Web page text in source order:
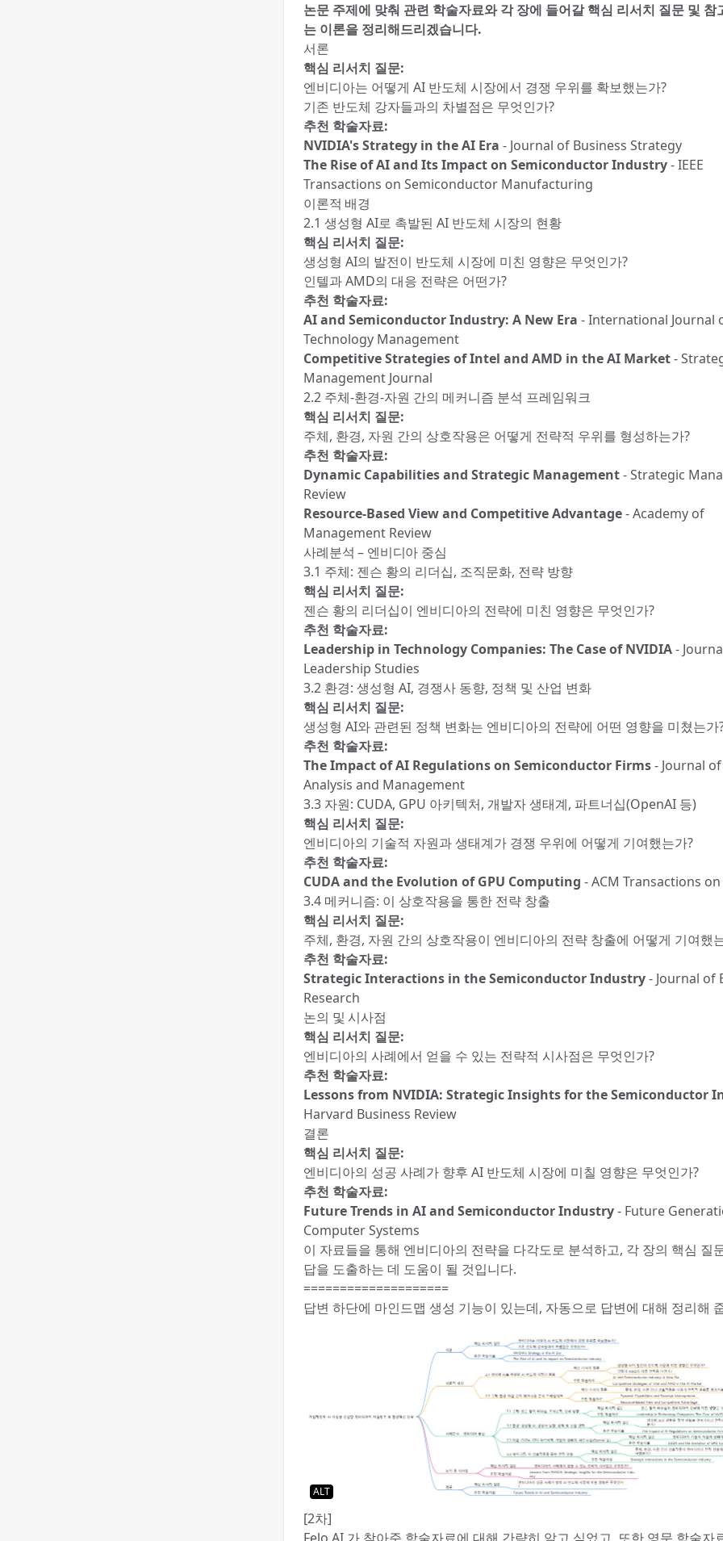
논문 주제에 맞춰 관련 학술자료와 각 장에 들어갈 핵심 리서치 질문 및 참
는 이론을 정리해드리겠습니다.
서론
핵심 리서치 질문:
엔비디아는 어떻게 AI 반도체 시장에서 경쟁 우위를 확보했는가?
기존 반도체 강자들과의 차별점은 무엇인가?
추천 학술자료:
NVIDIA's Strategy in the AI Era - Journal of Business Strategy
The Rise of AI and Its Impact on Semiconductor Industry- IEEE
Transactions on Semiconductor Manufacturing
이론적 배경
2.1 생성형 AI로 촉발된 AI 반도체 시장의 현황
핵심 리서치 질문:
생성형 AI의 발전이 반도체 시장에 미친 영향은 무엇인가?
인텔과 AMD의 대응 전략은 어떤가?
추천 학술자료:
AI and Semiconductor Industry: A New Era - International Journal
Technology Management
Competitive Strategies of Intel and AMD in the AI Market-
Management Journal
2.2 주체-환경-자원 간의 메커니즘 분석 프레임워크
핵심 리서치 질문:
주체, 환경, 자원 간의 상호작용은 어떻게 전략적 우위를 형성하는가?
추천 학술자료:
Dynamic Capabilities and Strategic Management- Strategic
Review
Resource-Based View and Competitive Advantage- Academy of
Management Review
사례분석 – 엔비디아 중심
3.1 주체: 젠슨 황의 리더십, 조직문화, 전략 방향
핵심 리서치 질문:
젠슨 황의 리더십이 엔비디아의 전략에 미친 영향은 무엇인가?
추천 학술자료:
Leadership in Technology Companies: The Case of NVIDIA-
Leadership Studies
3.2 환경: 생성형 AI, 경쟁사 동향, 정책 및 산업 변화
핵심 리서치 질문:
생성형 AI와 관련된 정책 변화는 엔비디아의 전략에 어떤 영향을 미쳤는가
추천 학술자료:
The Impact of AI Regulations on Semiconductor Firms- Journal
Analysis and Management
3.3 자원: CUDA, GPU 아키텍처, 개발자 생태계, 파트너십(OpenAI 등)
핵심 리서치 질문:
엔비디아의 기술적 자원과 생태계가 경쟁 우위에 어떻게 기여했는가?
추천 학술자료:
CUDA and the Evolution of GPU Computing - ACM Transactions
3.4 메커니즘: 이 상호작용을 통한 전략 창출
핵심 리서치 질문:
주체, 환경, 자원 간의 상호작용이 엔비디아의 전략 창출에 어떻게 기여했
추천 학술자료:
Strategic Interactions in the Semiconductor Industry- Journal of
Research
논의 및 시사점
핵심 리서치 질문:
엔비디아의 사례에서 얻을 수 있는 전략적 시사점은 무엇인가?
추천 학술자료:
Lessons from NVIDIA: Strategic Insights for the Semiconductor
Harvard Business Review
결론
핵심 리서치 질문:
엔비디아의 성공 사례가 향후 AI 반도체 시장에 미칠 영향은 무엇인가?
추천 학술자료:
Future Trends in AI and Semiconductor Industry- Future
Computer Systems
이 자료들을 통해 엔비디아의 전략을 다각도로 분석하고, 각 장의 핵심 질
답을 도출하는 데 도움이 될 것입니다.
====================
답변 하단에 마인드맵 생성 기능이 있는데, 자동으로 답변에 대해 정리해
ALT
[2차]